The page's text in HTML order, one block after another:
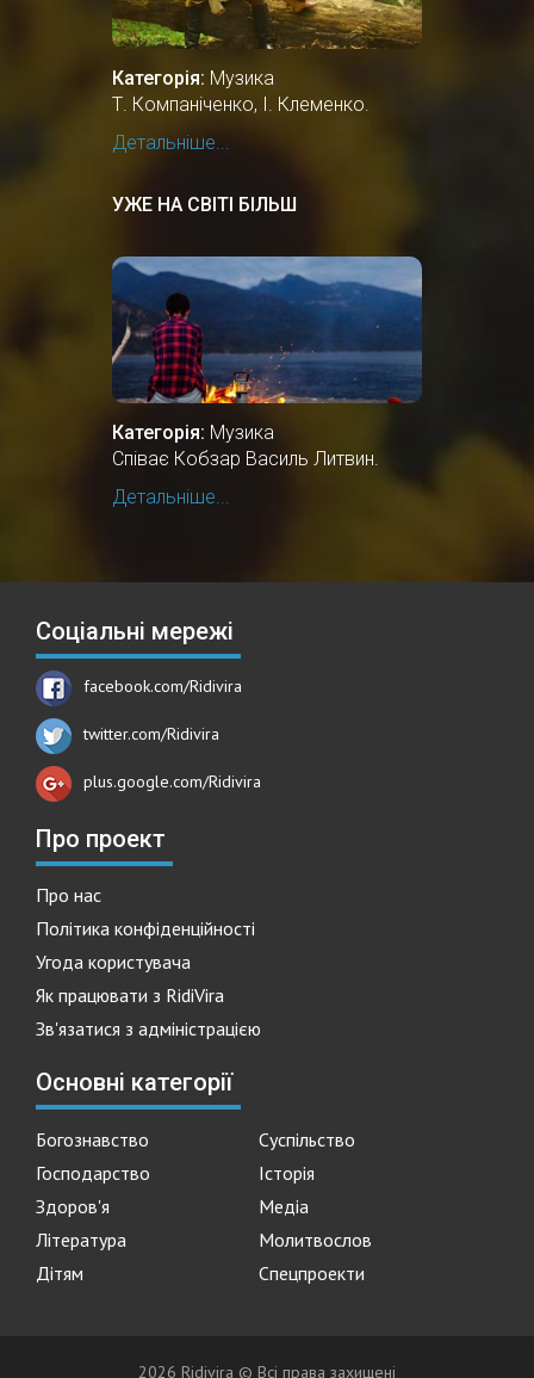
Категорія: Музика
Т. Компаніченко, І. Клеменко.
Детальніше...
УЖЕ НА СВІТІ БІЛЬШ
Категорія: Музика
Співає Кобзар Василь Литвин.
Детальніше...
Соціальні мережі
facebook.com/Ridivira
twitter.com/Ridivira
plus.google.com/Ridivira
Про проект
Про нас
Політика конфіденційності
Угода користувача
Як працювати з RidiVira
Зв'язатися з адміністрацією
Основні категорії
Богознавство
Суспільство
Господарство
Історія
Здоров'я
Медіа
Література
Молитвослов
Дітям
Спецпроекти
2026 Ridivira © Всі права захищені